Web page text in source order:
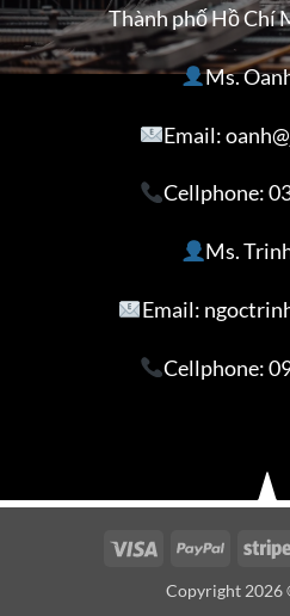
Thành phố Hồ Chí
Ms.
Email:
Cellphone:
Ms.
Email:
Cellphone:
Visa PayPal
Copyright 2026